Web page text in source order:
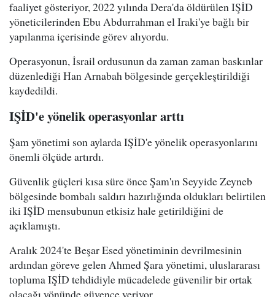
faaliyet gösteriyor, 2022 yılında Dera'da öldürülen IŞİD
yöneticilerinden Ebu Abdurrahman el Iraki'ye bağlı bir
yapılanma içerisinde görev alıyordu.
Operasyonun, İsrail ordusunun da zaman zaman baskınlar
düzenlediği Han Arnabah bölgesinde gerçekleştirildiği
kaydedildi.
IŞİD'e yönelik operasyonlar arttı
Şam yönetimi son aylarda IŞİD'e yönelik operasyonlarını
önemli ölçüde artırdı.
Güvenlik güçleri kısa süre önce Şam'ın Seyyide Zeyneb
bölgesinde bombalı saldırı hazırlığında oldukları belirtilen
iki IŞİD mensubunun etkisiz hale getirildiğini de
açıklamıştı.
Aralık 2024'te Beşar Esed yönetiminin devrilmesinin
ardından göreve gelen Ahmed Şara yönetimi, uluslararası
topluma IŞİD tehdidiyle mücadelede güvenilir bir ortak
olacağı yönünde güvence veriyor.